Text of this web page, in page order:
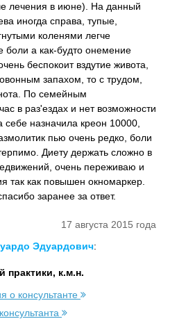
лечения в июне). На данный
иногда справа, тупые,
коленями легче
боли а как-будто онемение
беспокоит вздутие живота,
запахом, то с трудом,
По семейным
в раз'ездах и нет возможности
себе назначила креон 10000,
пью очень редко, боли
Диету держать сложно в
очень переживаю и
так как повышен окномаркер.
заранее за ответ.
17 августа 2015 года
Эдуардович:
практики, к.м.н.
о консультанте